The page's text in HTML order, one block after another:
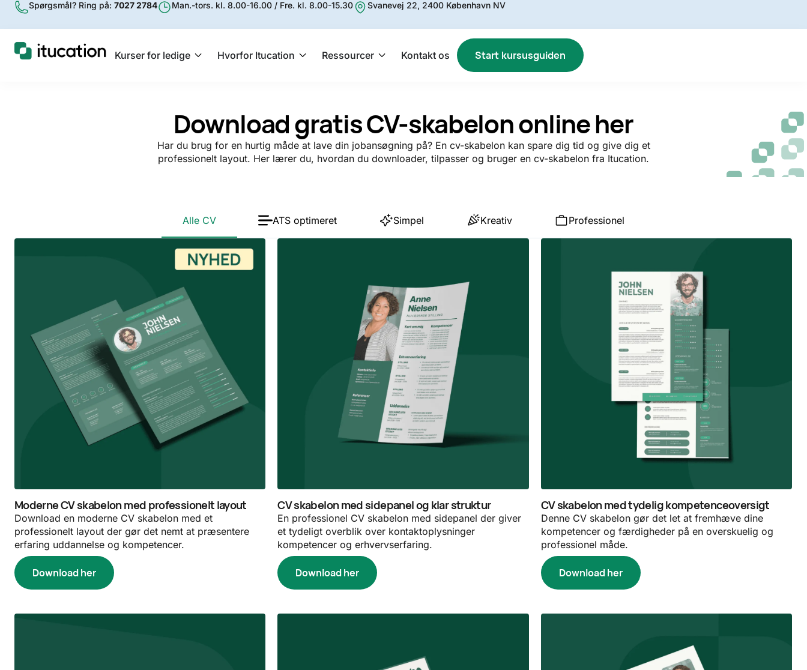
Spørgsmål? Ring på: 7027 2784 Man.-tors. kl. 8.00-16.00 / Fre. kl. 8.00-15.30 Svanevej 22, 2400 København NV
Kurser for ledige Hvorfor Itucation Ressourcer Kontakt os Start kursusguiden
Download gratis CV-skabelon online her
Har du brug for en hurtig måde at lave din jobansøgning på? En cv-skabelon kan spare dig tid og give dig et
professionelt layout. Her lærer du, hvordan du downloader, tilpasser og bruger en cv-skabelon fra Itucation.
Alle CV ATS optimeret Simpel Kreativ Professionel
Moderne CV skabelon med professionelt layout
Download en moderne CV skabelon med et
professionelt layout der gør det nemt at præsentere
erfaring uddannelse og kompetencer.
Download her
CV skabelon med sidepanel og klar struktur
En professionel CV skabelon med sidepanel der giver
et tydeligt overblik over kontaktoplysninger
kompetencer og erhvervserfaring.
Download her
CV skabelon med tydelig kompetenceoversigt
Denne CV skabelon gør det let at fremhæve dine
kompetencer og færdigheder på en overskuelig og
professionel måde.
Download her